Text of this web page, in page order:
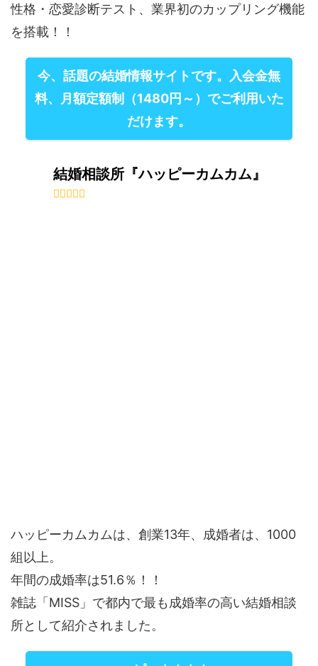
性格・恋愛診断テスト、業界初のカップリング機能
を搭載！！
今、話題の結婚情報サイトです。入会金無
料、月額定額制（1480円～）でご利用いた
だけます。
結婚相談所『ハッピーカムカム』
ハッピーカムカムは、創業13年、成婚者は、1000
組以上。
年間の成婚率は51.6％！！
雑誌「MISS」で都内で最も成婚率の高い結婚相談
所として紹介されました。